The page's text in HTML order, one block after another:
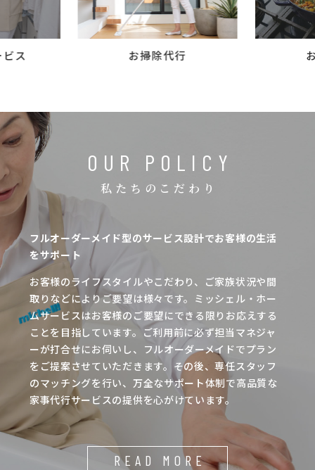
働く仲間インタビュー
ス お掃除代行
OUR POLICY
私たちのこだわり
フルオーダーメイド型のサービス設計でお客様の生活
をサポート
お客様のライフスタイルやこだわり、ご家族状況や間
取りなどによりご要望は様々です。ミッシェル・ホー
ムサービスはお客様のご要望にできる限りお応えする
ことを目指しています。ご利用前に必ず担当マネジャ
ーが打合せにお伺いし、フルオーダーメイドでプラン
をご提案させていただきます。その後、専任スタッフ
のマッチングを行い、万全なサポート体制で高品質な
家事代行サービスの提供を心がけています。
READ MORE